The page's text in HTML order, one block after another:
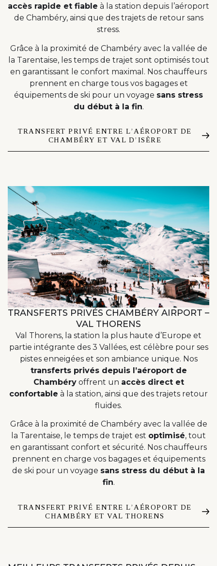
accès rapide et fiable à la station depuis l’aéroport
de Chambéry, ainsi que des trajets de retour sans
stress.
Grâce à la proximité de Chambéry avec la vallée de
la Tarentaise, les temps de trajet sont optimisés tout
en garantissant le confort maximal. Nos chauffeurs
prennent en charge tous vos bagages et
équipements de ski pour un voyage sans stress
du début à la fin.
TRANSFERT PRIVÉ ENTRE L’AÉROPORT DE
CHAMBÉRY ET VAL D’ISÈRE
TRANSFERTS PRIVÉS CHAMBÉRY AIRPORT –
VAL THORENS
Val Thorens, la station la plus haute d’Europe et
partie intégrante des 3 Vallées, est célèbre pour ses
pistes enneigées et son ambiance unique. Nos
transferts privés depuis l’aéroport de
Chambéryoffrent un accès direct et
confortable à la station, ainsi que des trajets retour
fluides.
Grâce à la proximité de Chambéry avec la vallée de
la Tarentaise, le temps de trajet est optimisé, tout
en garantissant confort et sécurité. Nos chauffeurs
prennent en charge vos bagages et équipements
de ski pour un voyage sans stress du début à la
fin.
TRANSFERT PRIVÉ ENTRE L’AÉROPORT DE
CHAMBÉRY ET VAL THORENS